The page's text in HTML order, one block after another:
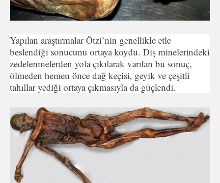
Yapılan araştırmalar Ötzi’nin genellikle etle
beslendiği sonucunu ortaya koydu. Diş minelerindeki
zedelenmelerden yola çıkılarak varılan bu sonuç,
ölmeden hemen önce dağ keçisi, geyik ve çeşitli
tahıllar yediği ortaya çıkmasıyla da güçlendi.